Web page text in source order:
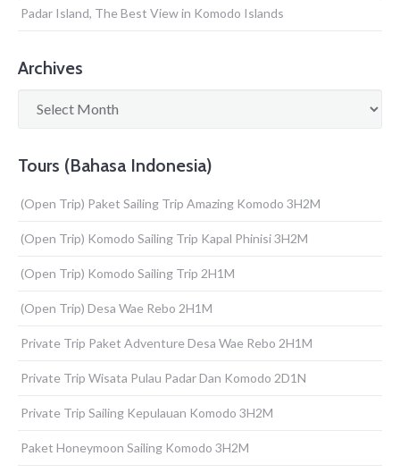
Padar Island, The Best View in Komodo Islands
Archives
Tours (Bahasa Indonesia)
(Open Trip) Paket Sailing Trip Amazing Komodo 3H2M
(Open Trip) Komodo Sailing Trip Kapal Phinisi 3H2M
(Open Trip) Komodo Sailing Trip 2H1M
(Open Trip) Desa Wae Rebo 2H1M
Private Trip Paket Adventure Desa Wae Rebo 2H1M
Private Trip Wisata Pulau Padar Dan Komodo 2D1N
Private Trip Sailing Kepulauan Komodo 3H2M
Paket Honeymoon Sailing Komodo 3H2M